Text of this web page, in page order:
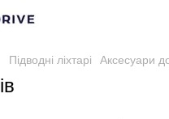
Підводні ліхтарі Аксесуари